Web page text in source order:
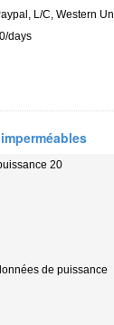
L/C, Western
days
20
de puissance